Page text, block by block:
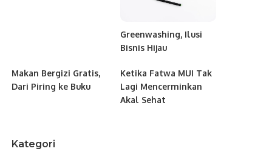
Greenwashing, Ilusi
Bisnis Hijau
Makan Bergizi Gratis,
Dari Piring ke Buku
Ketika Fatwa MUI Tak
Lagi Mencerminkan
Akal Sehat
Kategori